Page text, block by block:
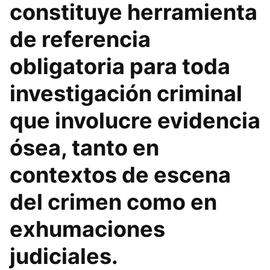
constituye herramienta
de referencia
obligatoria para toda
investigación criminal
que involucre evidencia
ósea, tanto en
contextos de escena
del crimen como en
exhumaciones
judiciales.